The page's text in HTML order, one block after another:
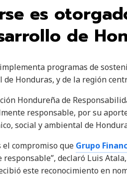
es
de
implementa programas de
Honduras, y de la región
Hondureña de
responsable, por su
social y ambiental de
el compromiso que Grupo
declaró Luis
este reconocimiento en